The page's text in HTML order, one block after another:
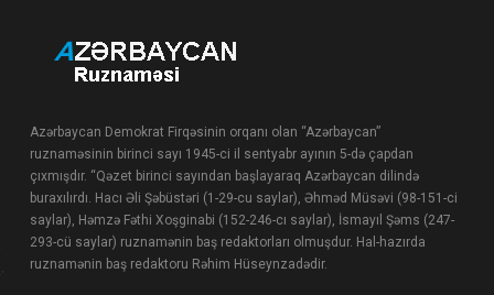
Azərbaycan Demokrat Firqəsinin orqanı olan “Azərbaycan”
ruznaməsinin birinci sayı 1945-ci il sentyabr ayının 5-də çapdan
çıxmışdır. “Qəzet birinci sayından başlayaraq Azərbaycan dilində
buraxılırdı. Hacı Əli Şəbüstəri (1-29-cu saylar), Əhməd Müsəvi (98-151-ci
saylar), Həmzə Fəthi Xoşginabi (152-246-cı saylar), İsmayıl Şəms (247-
293-cü saylar) ruznamənin baş redaktorları olmuşdur. Hal-hazırda
ruznamənin baş redaktoru Rəhim Hüseynzadədir.